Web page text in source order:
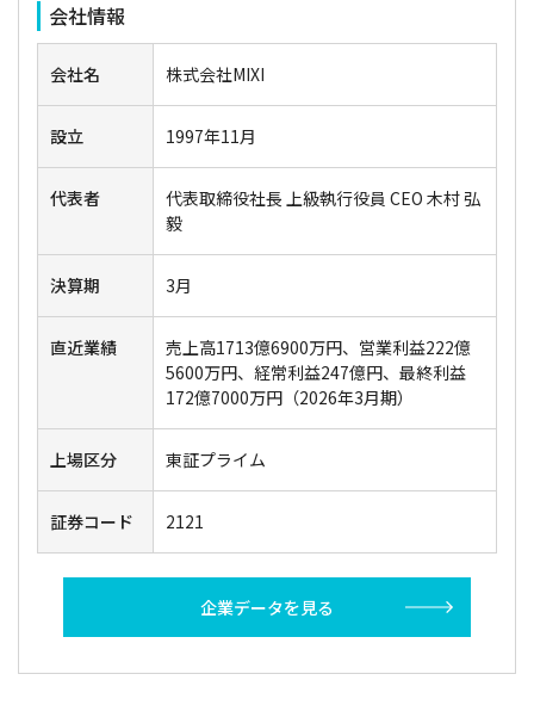
会社情報
会社名 株式会社MIXI
設立 1997年11月
代表者
代表取締役社長 上級執行役員 CEO 木村 弘
毅
決算期 3月
直近業績
売上高1713億6900万円、営業利益222億
5600万円、経常利益247億円、最終利益
172億7000万円（2026年3月期）
上場区分 東証プライム
証券コード 2121
企業データを見る